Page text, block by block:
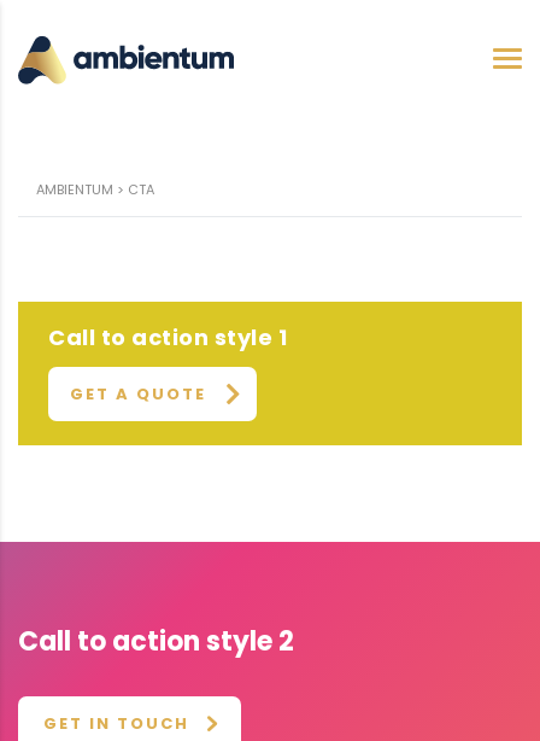
AMBIENTUM > CTA
Call to action style 1
GET A QUOTE
Call to action style 2
GET IN TOUCH